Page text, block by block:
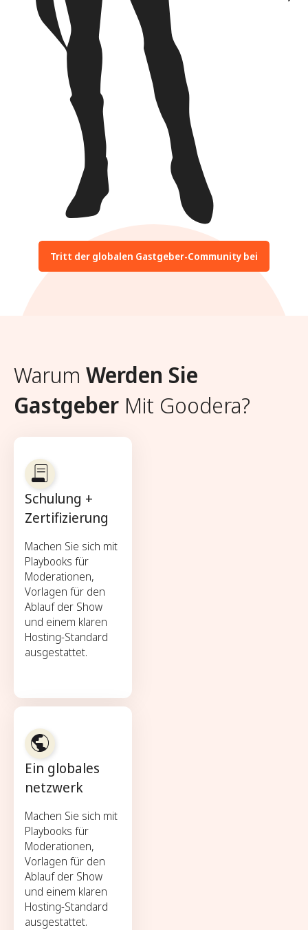
Tritt der globalen Gastgeber-Community bei
Warum Werden Sie
Gastgeber Mit Goodera?
Schulung +
Zertifizierung
Machen Sie sich mit
Playbooks für
Moderationen,
Vorlagen für den
Ablauf der Show
und einem klaren
Hosting-Standard
ausgestattet.
Ein globales
netzwerk
Machen Sie sich mit
Playbooks für
Moderationen,
Vorlagen für den
Ablauf der Show
und einem klaren
Hosting-Standard
ausgestattet.